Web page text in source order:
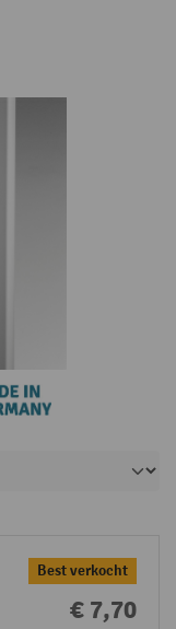
Best verkocht
€ 7,70